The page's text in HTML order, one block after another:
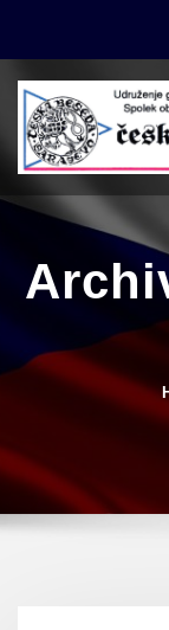
content